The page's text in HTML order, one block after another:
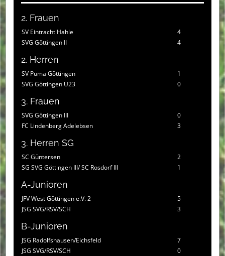
2. Frauen
SV Eintracht Hahle
4
SVG Göttingen II
4
2. Herren
SV Puma Göttingen
1
SVG Göttingen U23
0
3. Frauen
SVG Göttingen III
0
FC Lindenberg Adelebsen
3
3. Herren SG
SC Güntersen
2
SG SVG Göttingen III/ SC Rosdorf III
1
A-Junioren
JFV West Göttingen e.V. 2
5
JSG SVG/RSV/SCH
3
B-Junioren
JSG Radolfshausen/Eichsfeld
7
JSG SVG/RSV/SCH
0